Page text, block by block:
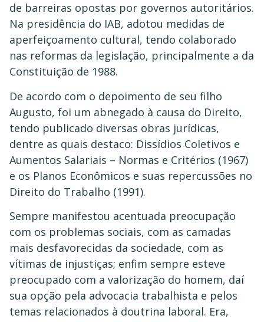
de barreiras opostas por governos autoritários.
Na presidência do IAB, adotou medidas de
aperfeiçoamento cultural, tendo colaborado
nas reformas da legislação, principalmente a da
Constituição de 1988.
De acordo com o depoimento de seu filho
Augusto, foi um abnegado à causa do Direito,
tendo publicado diversas obras jurídicas,
dentre as quais destaco: Dissídios Coletivos e
Aumentos Salariais – Normas e Critérios (1967)
e os Planos Econômicos e suas repercussões no
Direito do Trabalho (1991).
Sempre manifestou acentuada preocupação
com os problemas sociais, com as camadas
mais desfavorecidas da sociedade, com as
vítimas de injustiças; enfim sempre esteve
preocupado com a valorização do homem, daí
sua opção pela advocacia trabalhista e pelos
temas relacionados à doutrina laboral. Era,